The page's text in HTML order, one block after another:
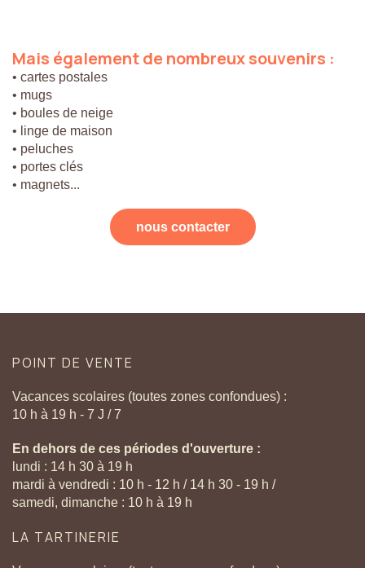
Mais égalementdenombreuxsouvenirs :
• cartes postales
• mugs
• boules de neige
• linge de maison
• peluches
• portes clés
• magnets...
nous contacter
POINT DE VENTE
Vacances scolaires (toutes zones confondues) :
10 h à 19 h - 7 J / 7
En dehors de ces périodes d'ouverture :
lundi : 14 h 30 à 19 h
mardi à vendredi : 10 h - 12 h / 14 h 30 - 19 h /
samedi, dimanche : 10 h à 19 h
LA TARTINERIE